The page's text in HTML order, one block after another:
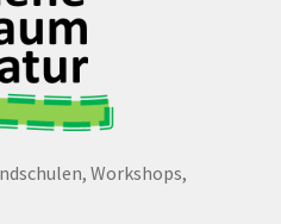
Workshops,